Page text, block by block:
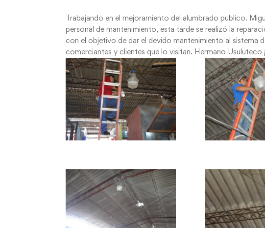
Trabajando en el mejoramiento del alumbrado publico.
personal de mantenimiento, esta tarde se realizó la
con el objetivo de dar el devido mantenimiento al sistema
comerciantes y clientes que lo visitan. Hermano Usuluteco